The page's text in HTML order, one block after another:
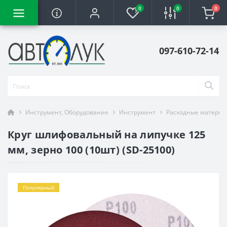
0 0 0
097-610-72-14
Инструмент, Оборудование Инструмент Расходные
Круг шлифовальный на липучке 125
мм, зерно 100 (10шт) (SD-25100)
Популярный